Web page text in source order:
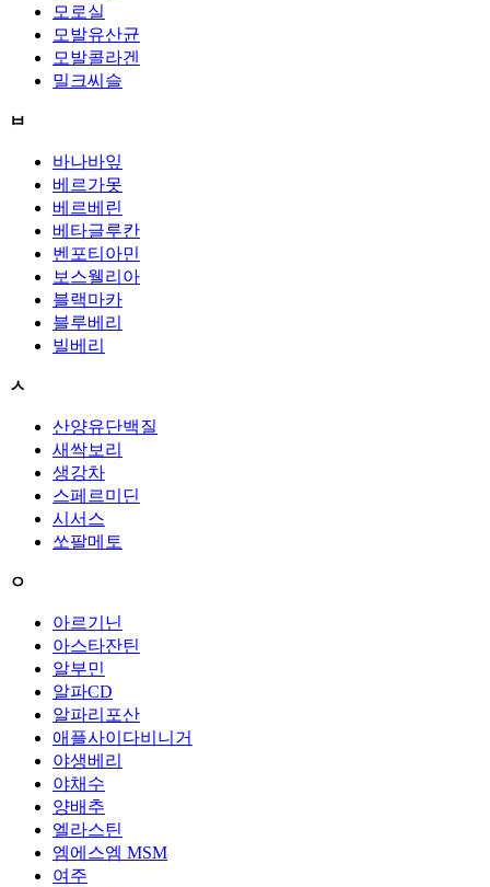
모로실
모발유산균
모발콜라겐
밀크씨슬
ㅂ
바나바잎
베르가못
베르베린
베타글루칸
벤포티아민
보스웰리아
블랙마카
블루베리
빌베리
ㅅ
산양유단백질
새싹보리
생강차
스페르미딘
시서스
쏘팔메토
ㅇ
아르기닌
아스타잔틴
알부민
알파CD
알파리포산
애플사이다비니거
야생베리
야채수
양배추
엘라스틴
엠에스엠 MSM
여주